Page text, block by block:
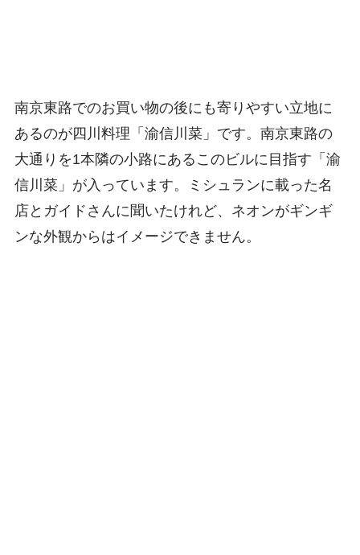
南京東路でのお買い物の後にも寄りやすい立地に
あるのが四川料理「渝信川菜」です。南京東路の
大通りを1本隣の小路にあるこのビルに目指す「渝
信川菜」が入っています。ミシュランに載った名
店とガイドさんに聞いたけれど、ネオンがギンギ
ンな外観からはイメージできません。